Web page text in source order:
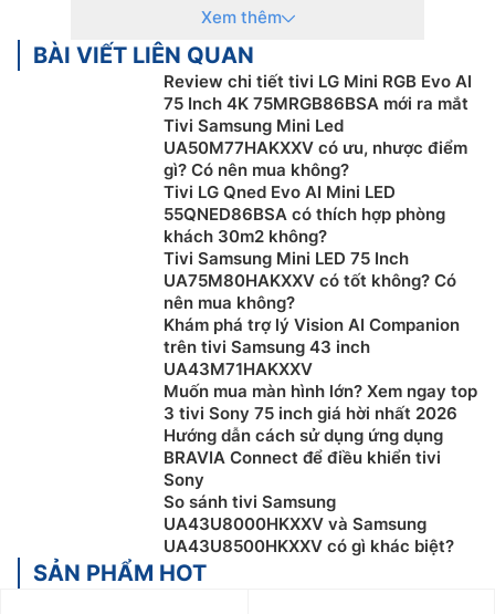
muốn lắp đặt thiết bị. Bởi điều này sẽ ảnh hưởng
không nhỏ đến trải nghiệm xem cũng như giúp bảo vệ
đôi mắt cho cả gia đình. Kích thước màn hình tivi cần
phù hợp với diện tích nơi lắp đặt, giúp cho khoảng
cách từ vị trí ngồi xem đến thiết bị được đảm bảo tiêu
chuẩn. Điều này sẽ giúp người xem có tầm quan sát
tốt nhất và an toàn cho mắt.
Chọn mua theo độ phân giải:
giải như HD, Full HD, 2K, 4K, 8K,… Độ phân giải của
màn hình tivi càng lớn thì chất lượng hình ảnh sẽ càng
rõ nét. Tuy nhiên, bạn cần lưu ý độ phân giải cao sẽ
hiệu quả nhất đối với màn hình có kích thước lớn, còn
Xem thêm
BÀI VIẾT LIÊN QUAN
Review chi tiết tivi LG Mini RGB Evo AI
75 Inch 4K 75MRGB86BSA mới ra mắt
Tivi Samsung Mini Led
UA50M77HAKXXV có ưu, nhược điểm
gì? Có nên mua không?
Tivi LG Qned Evo AI Mini LED
55QNED86BSA có thích hợp phòng
khách 30m2 không?
Tivi Samsung Mini LED 75 Inch
UA75M80HAKXXV có tốt không? Có
nên mua không?
Khám phá trợ lý Vision AI Companion
trên tivi Samsung 43 inch
UA43M71HAKXXV
Muốn mua màn hình lớn? Xem ngay top
3 tivi Sony 75 inch giá hời nhất 2026
Hướng dẫn cách sử dụng ứng dụng
BRAVIA Connect để điều khiển tivi
Sony
So sánh tivi Samsung
UA43U8000HKXXV và Samsung
UA43U8500HKXXV có gì khác biệt?
SẢN PHẨM HOT